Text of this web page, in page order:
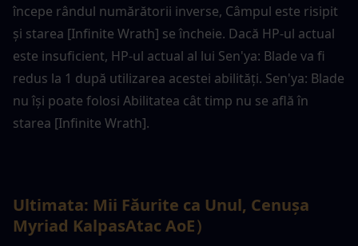
începe rândul numărătorii inverse, Câmpul este risipit
și starea [Infinite Wrath] se încheie. Dacă HP-ul actual
este insuficient, HP-ul actual al lui Sen'ya: Blade va fi
redus la 1 după utilizarea acestei abilități. Sen'ya: Blade
nu își poate folosi Abilitatea cât timp nu se află în
starea [Infinite Wrath].
Ultimata: Mii Făurite ca Unul, Cenușa
Myriad KalpasAtac AoE）